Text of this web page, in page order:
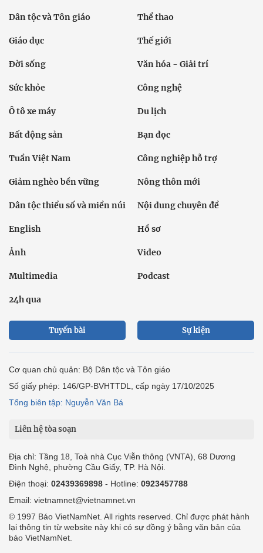
Dân tộc và Tôn giáo Thể thao
Giáo dục Thế giới
Đời sống Văn hóa - Giải trí
Sức khỏe Công nghệ
Ô tô xe máy Du lịch
Bất động sản Bạn đọc
Tuần Việt Nam Công nghiệp hỗ trợ
Giảm nghèo bền vững Nông thôn mới
Dân tộc thiểu số và miền núi Nội dung chuyên đề
English Hồ sơ
Ảnh Video
Multimedia Podcast
24h qua
Tuyến bài Sự kiện
Cơ quan chủ quản: Bộ Dân tộc và Tôn giáo
Số giấy phép: 146/GP-BVHTTDL, cấp ngày 17/10/2025
Tổng biên tập: Nguyễn Văn Bá
Liên hệ tòa soạn
Địa chỉ: Tầng 18, Toà nhà Cục Viễn thông (VNTA), 68 Dương
Đình Nghệ, phường Cầu Giấy, TP. Hà Nội.
Điện thoại: 02439369898 - Hotline: 0923457788
Email: vietnamnet@vietnamnet.vn
© 1997 Báo VietNamNet. All rights reserved. Chỉ được phát hành
lại thông tin từ website này khi có sự đồng ý bằng văn bản của
báo VietNamNet.